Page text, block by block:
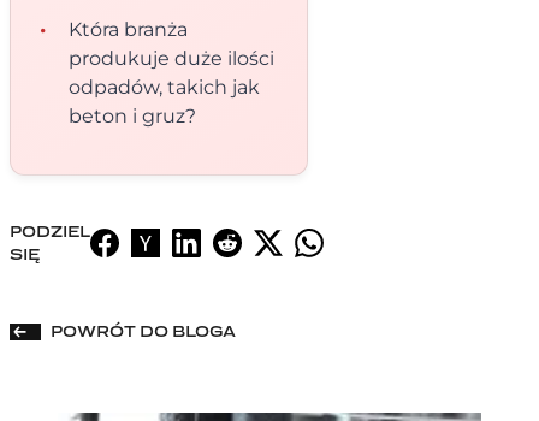
Która branża
produkuje duże ilości
odpadów, takich jak
beton i gruz?
PODZIEL
SIĘ
POWRÓT DO BLOGA